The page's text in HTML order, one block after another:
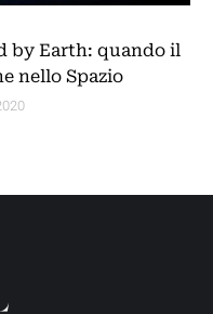
by Earth: quando il
nello Spazio